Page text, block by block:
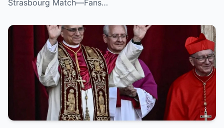
demanding answers. Who let this happen…
and how long has it gone on?
Strasbourg Match—Fans…